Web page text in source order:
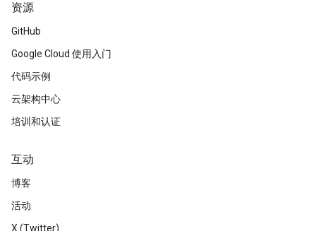
资源
GitHub
Google Cloud 使用入门
代码示例
云架构中心
培训和认证
互动
博客
活动
X (Twitter)